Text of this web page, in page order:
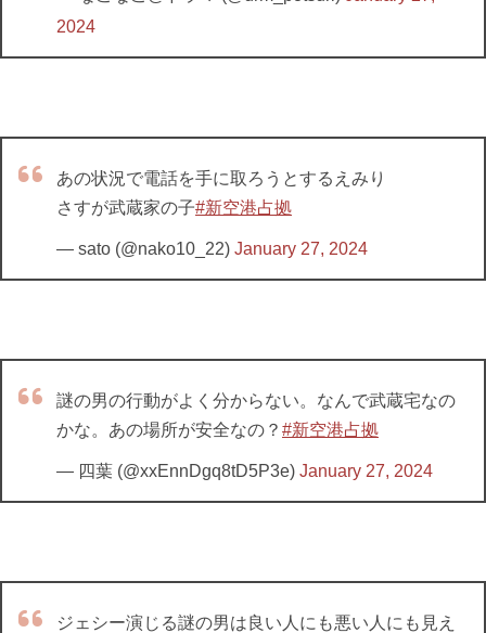
2024
あの状況で電話を手に取ろうとするえみり
さすが武蔵家の子#新空港占拠
— sato (@nako10_22) January 27, 2024
謎の男の行動がよく分からない。なんで武蔵宅なの
かな。あの場所が安全なの？ #新空港占拠
— 四葉 (@xxEnnDgq8tD5P3e) January 27, 2024
ジェシー演じる謎の男は良い人にも悪い人にも見え